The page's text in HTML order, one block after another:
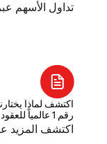
اكتشف لماذا
رقم 1 عالمياً للعقود مقابل الفروقات.